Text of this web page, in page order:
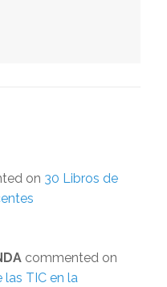
on 30 Libros de
commented on
las TIC en la